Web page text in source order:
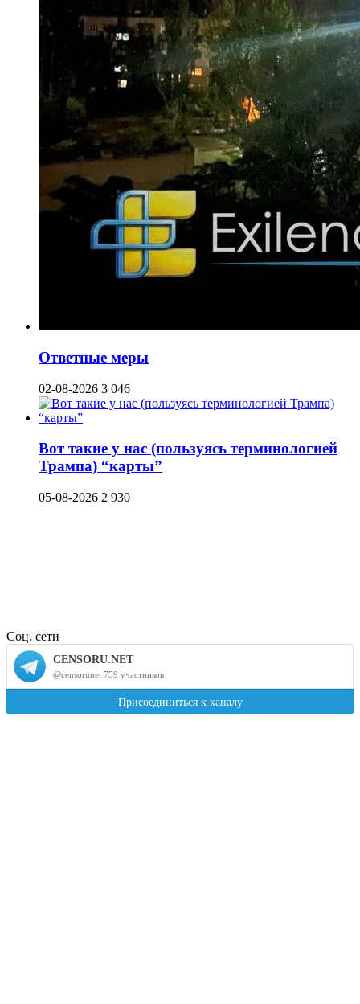
Ответные меры
02-08-2026 3 046
Вот такие у нас (пользуясь терминологией
Трампа) “карты”
05-08-2026 2 930
Соц. сети